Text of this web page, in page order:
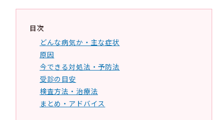
目次
どんな病気か・主な症状
原因
今できる対処法・予防法
受診の目安
検査方法・治療法
まとめ・アドバイス